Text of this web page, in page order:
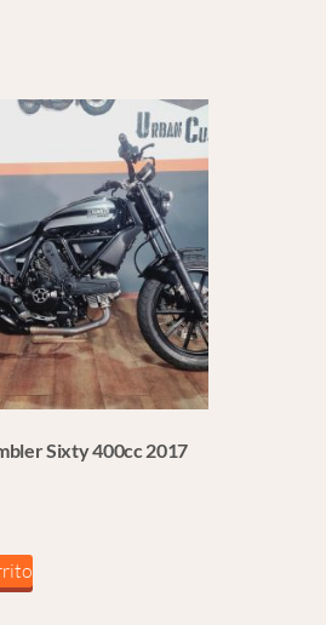
Sixty 400cc 2017